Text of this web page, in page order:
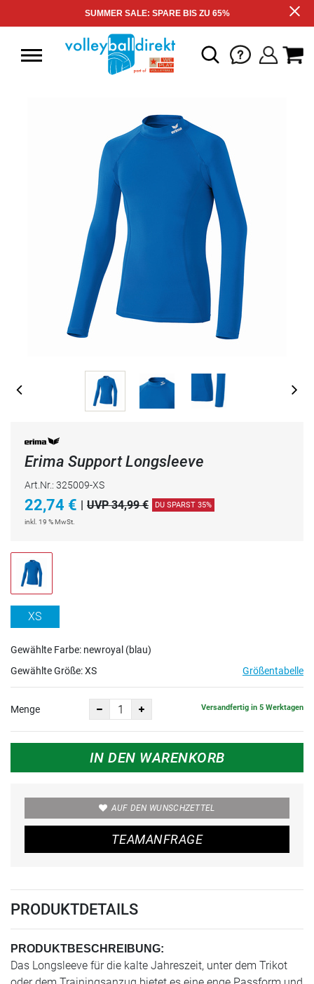
SUMMER SALE: SPARE BIS ZU 65%
Erima Support Longsleeve
Art.Nr.: 325009-XS
22,74 € | UVP 34,99 € DU SPARST 35%
inkl. 19 % MwSt.
XS
Gewählte Farbe: newroyal (blau)
Gewählte Größe:XS Größentabelle
Menge Versandfertig in 5 Werktagen
IN DEN WARENKORB
AUF DEN WUNSCHZETTEL
TEAMANFRAGE
PRODUKTDETAILS
PRODUKTBESCHREIBUNG:
Das Longsleeve für die kalte Jahreszeit, unter dem Trikot